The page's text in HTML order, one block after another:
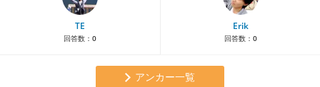
TE
回答数： 0
Erik
回答数： 0
アンカー一覧